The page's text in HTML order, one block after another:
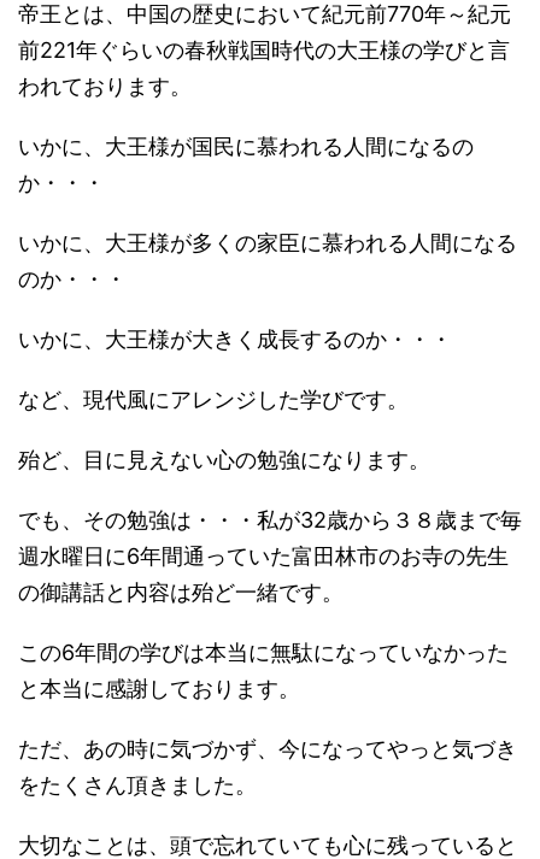
帝王とは、中国の歴史において紀元前770年～紀元
前221年ぐらいの春秋戦国時代の大王様の学びと言
われております。
いかに、大王様が国民に慕われる人間になるの
か・・・
いかに、大王様が多くの家臣に慕われる人間になる
のか・・・
いかに、大王様が大きく成長するのか・・・
など、現代風にアレンジした学びです。
殆ど、目に見えない心の勉強になります。
でも、その勉強は・・・私が32歳から３８歳まで毎
週水曜日に6年間通っていた富田林市のお寺の先生
の御講話と内容は殆ど一緒です。
この6年間の学びは本当に無駄になっていなかった
と本当に感謝しております。
ただ、あの時に気づかず、今になってやっと気づき
をたくさん頂きました。
大切なことは、頭で忘れていても心に残っていると